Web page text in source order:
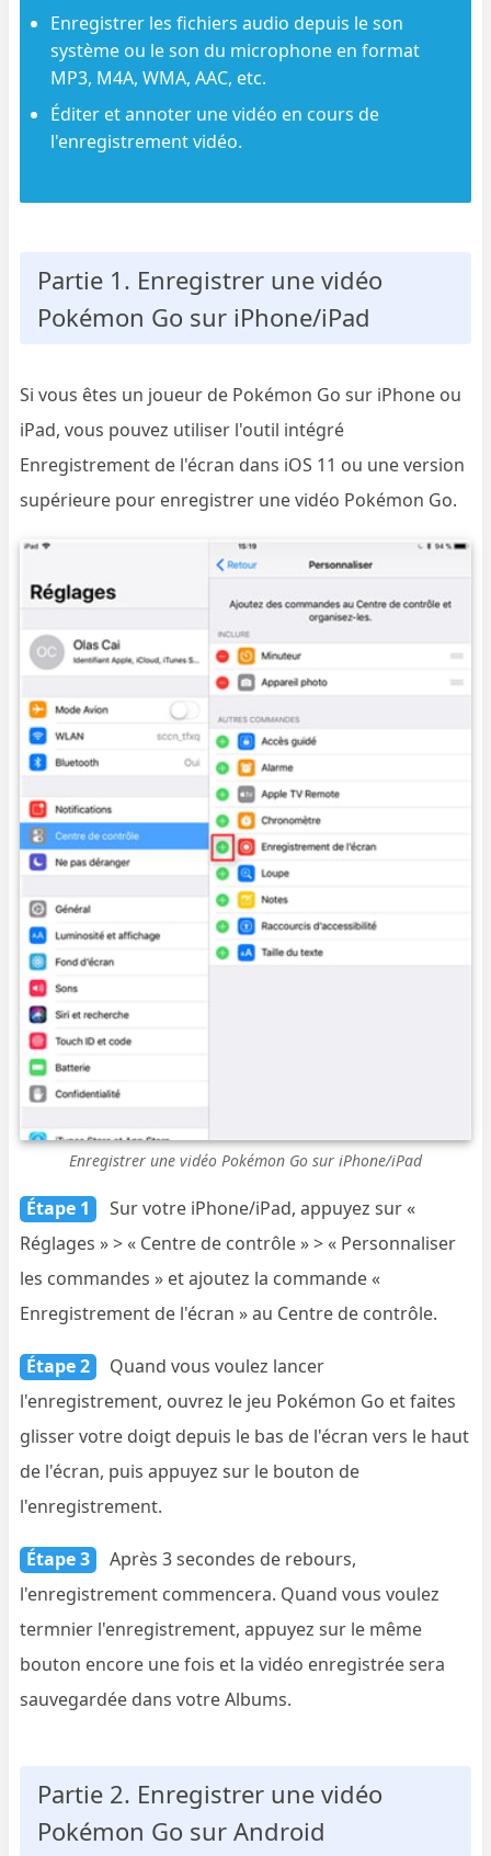
Enregistrer les fichiers audio depuis le son
système ou le son du microphone en format
MP3, M4A, WMA, AAC, etc.
Éditer et annoter une vidéo en cours de
l'enregistrement vidéo.
Partie 1. Enregistrer une vidéo
Pokémon Go sur iPhone/iPad
Si vous êtes un joueur de Pokémon Go sur iPhone ou
iPad, vous pouvez utiliser l'outil intégré
Enregistrement de l'écran dans iOS 11 ou une version
supérieure pour enregistrer une vidéo Pokémon Go.
Enregistrer une vidéo Pokémon Go sur iPhone/iPad
Étape 1
Sur votre iPhone/iPad, appuyez sur «
Réglages » > « Centre de contrôle » > « Personnaliser
les commandes » et ajoutez la commande «
Enregistrement de l'écran » au Centre de contrôle.
Étape 2
Quand vous voulez lancer
l'enregistrement, ouvrez le jeu Pokémon Go et faites
glisser votre doigt depuis le bas de l'écran vers le haut
de l'écran, puis appuyez sur le bouton de
l'enregistrement.
Étape 3
Après 3 secondes de rebours,
l'enregistrement commencera. Quand vous voulez
termnier l'enregistrement, appuyez sur le même
bouton encore une fois et la vidéo enregistrée sera
sauvegardée dans votre Albums.
Partie 2. Enregistrer une vidéo
Pokémon Go sur Android